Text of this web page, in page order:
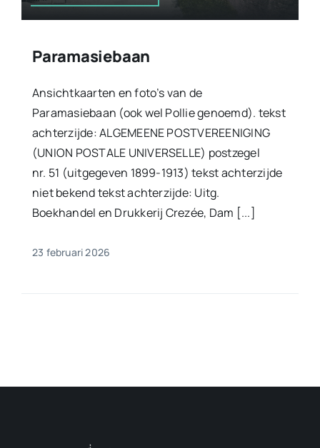
Paramasiebaan
Ansichtkaarten en foto’s van de
Paramasiebaan (ook wel Pollie genoemd). tekst
achterzijde: ALGEMEENE POSTVEREENIGING
(UNION POSTALE UNIVERSELLE) postzegel
nr. 51 (uitgegeven 1899-1913) tekst achterzijde
niet bekend tekst achterzijde: Uitg.
Boekhandel en Drukkerij Crezée, Dam [...]
23 februari 2026